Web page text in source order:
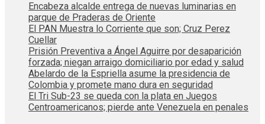
Encabeza alcalde entrega de nuevas luminarias en
parque de Praderas de Oriente
El PAN Muestra lo Corriente que son; Cruz Perez
Cuellar
Prisión Preventiva a Ángel Aguirre por desaparición
forzada; niegan arraigo domiciliario por edad y salud
Abelardo de la Espriella asume la presidencia de
Colombia y promete mano dura en seguridad
El Tri Sub-23 se queda con la plata en Juegos
Centroamericanos; pierde ante Venezuela en penales